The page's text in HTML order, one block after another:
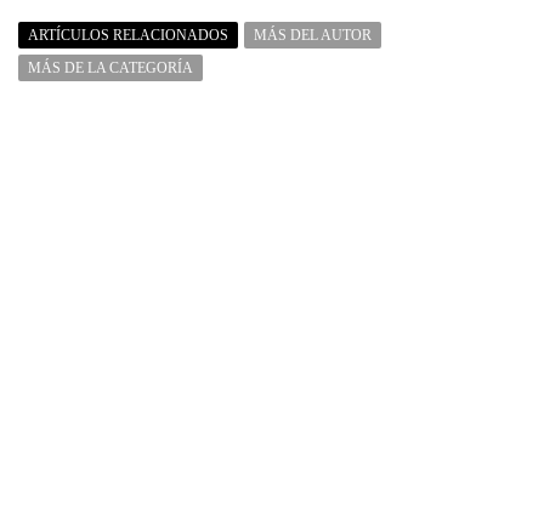
ARTÍCULOS RELACIONADOS
MÁS DEL AUTOR
MÁS DE LA CATEGORÍA